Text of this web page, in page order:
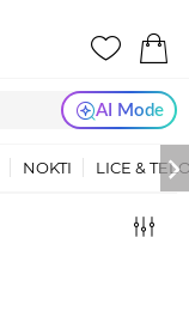
AI Mode
NOKTI LICE &